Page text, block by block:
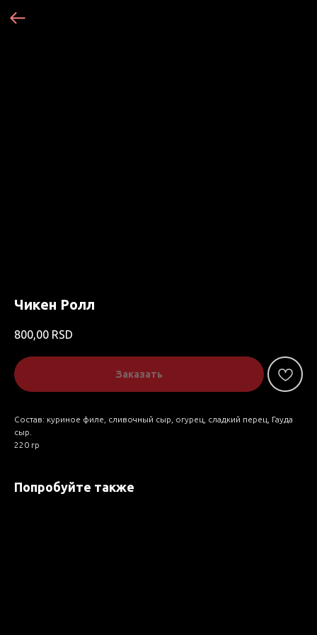
Чикен Ролл
800,00 RSD
Заказать
Состав: куриное филе, сливочный сыр, огурец, сладкий перец, Гауда
сыр.
220 гр
Попробуйте также